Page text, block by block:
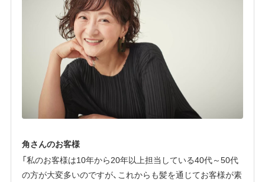
角さんのお客様
「私のお客様は10年から20年以上担当している40代～50代
の方が大変多いのですが、これからも髪を通じてお客様が素